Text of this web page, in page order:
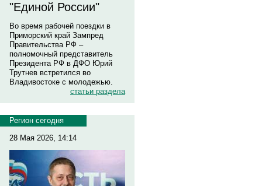
"Единой России"
Во время рабочей поездки в
Приморский край Зампред
Правительства РФ –
полномочный представитель
Президента РФ в ДФО Юрий
Трутнев встретился во
Владивостоке с молодежью.
статьи раздела
Регион сегодня
28 Мая 2026, 14:14